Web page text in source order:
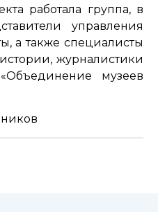
работала группа, в
управления
а также специалисты
журналистики
музеев